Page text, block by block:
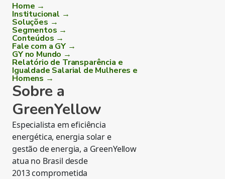
Home →
Institucional →
Soluções →
Segmentos →
Conteúdos →
Fale com a GY →
GY no Mundo →
Relatório de Transparência e
Igualdade Salarial de Mulheres e
Homens →
Sobre a
GreenYellow
Especialista em eficiência
energética, energia solar e
gestão de energia, a GreenYellow
atua no Brasil desde
2013 comprometida